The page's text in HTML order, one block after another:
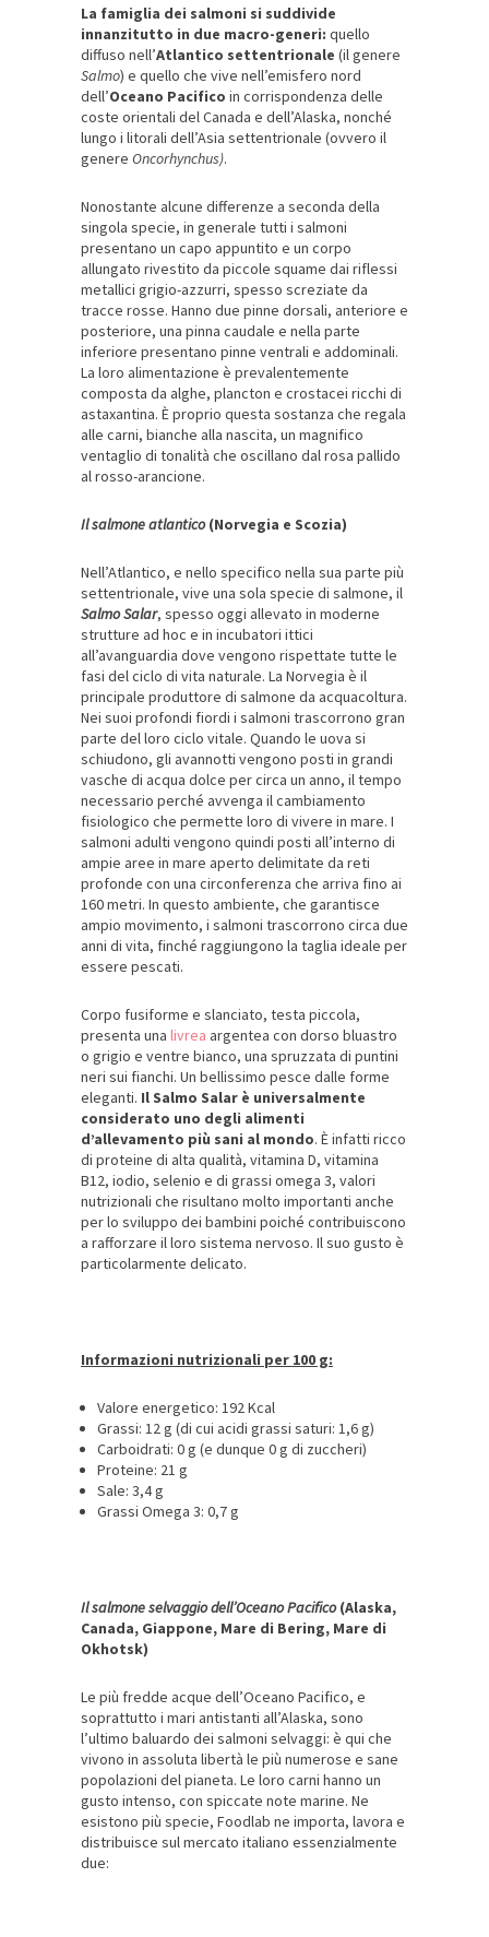
La famiglia dei salmoni si suddivide
innanzitutto in due macro-generi: quello
diffuso nell’Atlantico settentrionale (il genere
Salmo) e quello che vive nell’emisfero nord
dell’Oceano Pacifico in corrispondenza delle
coste orientali del Canada e dell’Alaska, nonché
lungo i litorali dell’Asia settentrionale (ovvero il
genere Oncorhynchus).
Nonostante alcune differenze a seconda della
singola specie, in generale tutti i salmoni
presentano un capo appuntito e un corpo
allungato rivestito da piccole squame dai riflessi
metallici grigio-azzurri, spesso screziate da
tracce rosse. Hanno due pinne dorsali, anteriore e
posteriore, una pinna caudale e nella parte
inferiore presentano pinne ventrali e addominali.
La loro alimentazione è prevalentemente
composta da alghe, plancton e crostacei ricchi di
astaxantina. È proprio questa sostanza che regala
alle carni, bianche alla nascita, un magnifico
ventaglio di tonalità che oscillano dal rosa pallido
al rosso-arancione.
Il salmone atlantico(Norvegia e Scozia)
Nell’Atlantico, e nello specifico nella sua parte più
settentrionale, vive una sola specie di salmone, il
Salmo Salar, spesso oggi allevato in moderne
strutture ad hoc e in incubatori ittici
all’avanguardia dove vengono rispettate tutte le
fasi del ciclo di vita naturale. La Norvegia è il
principale produttore di salmone da acquacoltura.
Nei suoi profondi fiordi i salmoni trascorrono gran
parte del loro ciclo vitale. Quando le uova si
schiudono, gli avannotti vengono posti in grandi
vasche di acqua dolce per circa un anno, il tempo
necessario perché avvenga il cambiamento
fisiologico che permette loro di vivere in mare. I
salmoni adulti vengono quindi posti all’interno di
ampie aree in mare aperto delimitate da reti
profonde con una circonferenza che arriva fino ai
160 metri. In questo ambiente, che garantisce
ampio movimento, i salmoni trascorrono circa due
anni di vita, finché raggiungono la taglia ideale per
essere pescati.
Corpo fusiforme e slanciato, testa piccola,
presenta una livrea argentea con dorso bluastro
o grigio e ventre bianco, una spruzzata di puntini
neri sui fianchi. Un bellissimo pesce dalle forme
eleganti. Il Salmo Salar è universalmente
considerato uno degli alimenti
d’allevamento più sani al mondo. È infatti ricco
di proteine di alta qualità, vitamina D, vitamina
B12, iodio, selenio e di grassi omega 3, valori
nutrizionali che risultano molto importanti anche
per lo sviluppo dei bambini poiché contribuiscono
a rafforzare il loro sistema nervoso. Il suo gusto è
particolarmente delicato.
Informazioni nutrizionali per 100 g:
Valore energetico: 192 Kcal
Grassi: 12 g (di cui acidi grassi saturi: 1,6 g)
Carboidrati: 0 g (e dunque 0 g di zuccheri)
Proteine: 21 g
Sale: 3,4 g
Grassi Omega 3: 0,7 g
Il salmone selvaggio dell’Oceano Pacifico(Alaska,
Canada, Giappone, Mare di Bering, Mare di
Okhotsk)
Le più fredde acque dell’Oceano Pacifico, e
soprattutto i mari antistanti all’Alaska, sono
l’ultimo baluardo dei salmoni selvaggi: è qui che
vivono in assoluta libertà le più numerose e sane
popolazioni del pianeta. Le loro carni hanno un
gusto intenso, con spiccate note marine. Ne
esistono più specie, Foodlab ne importa, lavora e
distribuisce sul mercato italiano essenzialmente
due: